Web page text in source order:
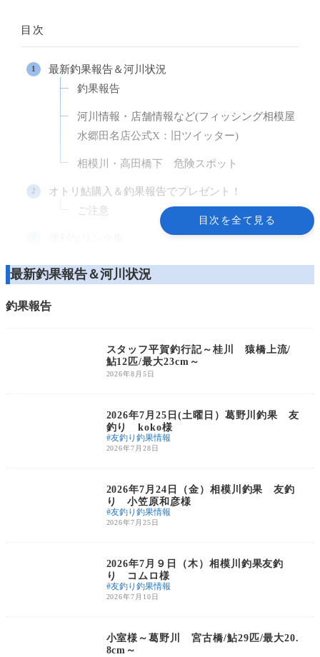
目次
目次を全て見る
最新釣果報告＆河川状況
釣果報告
河川情報・店舗情報など(フィッシング相模屋
水郷田名店公式X：旧ツイッター)
相模川・高田橋下 危険スポット
オトリ鮎購入＆釣果報告でプレゼント！
ご注意
水郷田名店のご案内
営業日時
取り扱い商品例
最新釣果報告＆河川状況
釣果報告
スタッフ平賀釣行記～桂川 猿橋上流/
鮎12匹/最大23cm～
2026年8月5日
2026年7月25日(土曜日）葛野川釣果 友
釣り koko様
友釣り釣果情報
2026年7月28日
2026年7月24日（金）相模川釣果 友釣
り 小笠原和彦様
友釣り釣果情報
2026年7月25日
2026年7月９日（木）相模川釣果友釣
り コムロ様
友釣り釣果情報
2026年7月10日
小室様～葛野川 宮古橋/鮎29匹/最大20.
8cm～